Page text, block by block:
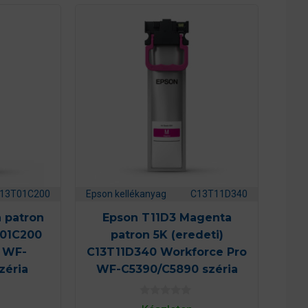
patron
Epson kellékanyag C13T11D340
Epson T11D3 Magenta
patron 5K (eredeti)
C13T11D340 Workforce Pro
WF-C5390/C5890 széria
0